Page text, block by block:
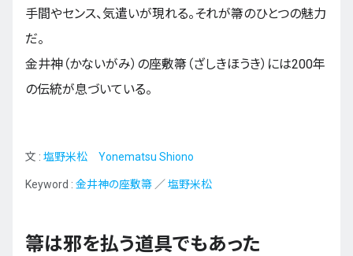
手間やセンス、気遣いが現れる。それが箒のひとつの魅力
だ。
金井神（かないがみ）の座敷箒（ざしきほうき）には200年
の伝統が息づいている。
文 : 塩野米松 Yonematsu Shiono
Keyword : 金井神の座敷箒 ／ 塩野米松
箒は邪を払う道具でもあった